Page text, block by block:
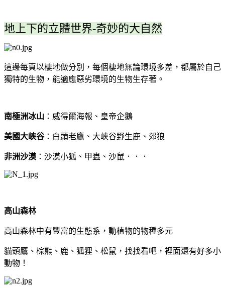
地上下的立體世界-奇妙的大自然
這邊每頁以棲地做分別，每個棲地無論環境多差，都屬於自己
獨特的生物，能適應惡劣環境的生物生存著。
南極洲冰山 ：威得爾海報、皇帝企鵝
美國大峽谷：白頭老鷹、大峽谷野生鹿、郊狼
非洲沙漠 ：沙漠小狐、甲蟲、沙鼠．．．
高山森林
高山森林中有豐富的生態系，動植物的物種多元
貓頭鷹、棕熊、鹿、狐狸、松鼠，找找看吧，裡面還有好多小
動物！